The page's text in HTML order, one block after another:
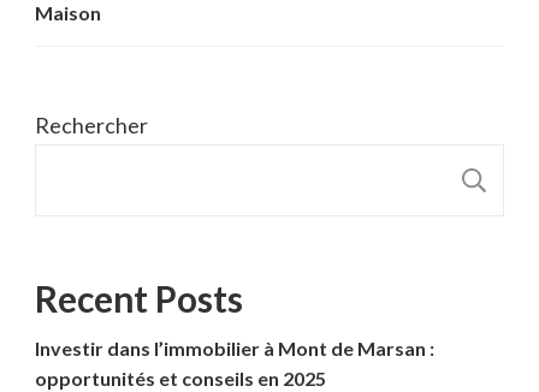
Maison
Rechercher
Recent Posts
Investir dans l’immobilier à Mont de Marsan :
opportunités et conseils en 2025